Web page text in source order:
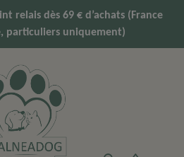
relais dès 69 € d’achats (France
particuliers uniquement)